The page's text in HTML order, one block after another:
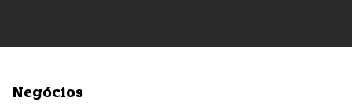
Negócios